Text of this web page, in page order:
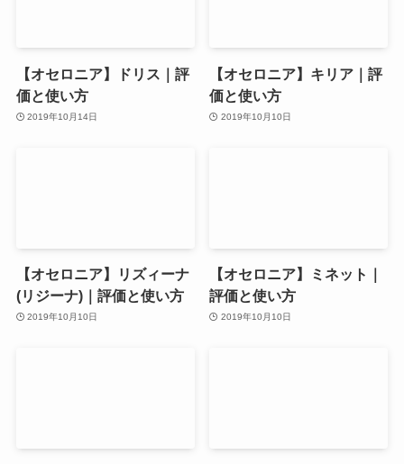
【オセロニア】ドリス｜評
価と使い方
2019年10月14日
【オセロニア】キリア｜評
価と使い方
2019年10月10日
【オセロニア】リズィーナ
(リジーナ)｜評価と使い方
2019年10月10日
【オセロニア】ミネット｜
評価と使い方
2019年10月10日